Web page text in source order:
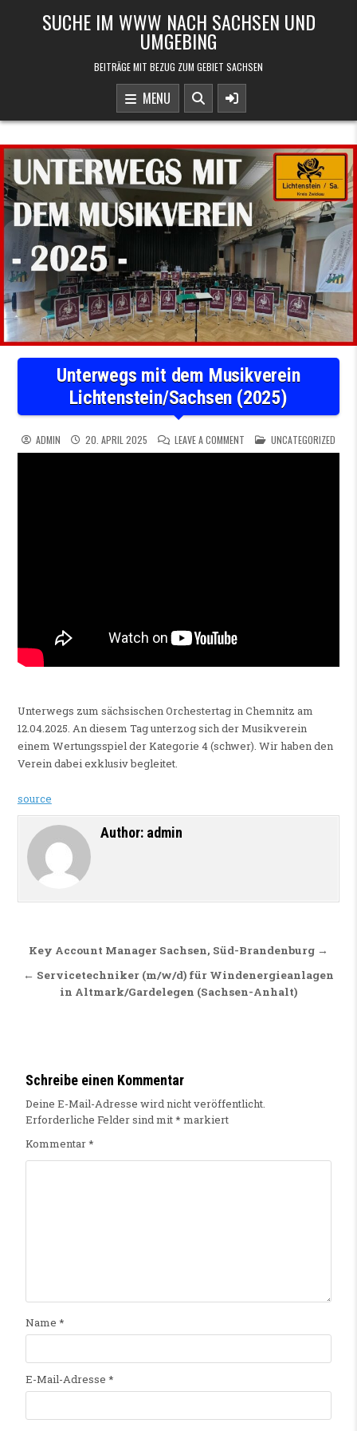
SUCHE IM WWW NACH SACHSEN UND
UMGEBING
BEITRÄGE MIT BEZUG ZUM GEBIET SACHSEN
MENU
Unterwegs mit dem Musikverein
Lichtenstein/Sachsen (2025)
ADMIN 20. APRIL 2025 LEAVE A COMMENT ON UNTERWEGS MIT DEM
POSTED IN
UNCATEGORIZED
Unterwegs zum sächsischen Orchestertag in Chemnitz am
12.04.2025. An diesem Tag unterzog sich der Musikverein
einem Wertungsspiel der Kategorie 4 (schwer). Wir haben den
Verein dabei exklusiv begleitet.
source
Author: admin
Beitragsnavigation
Key Account Manager Sachsen, Süd-Brandenburg →
← Servicetechniker (m/w/d) für Windenergieanlagen
in Altmark/Gardelegen (Sachsen-Anhalt)
Schreibe einen Kommentar
Deine E-Mail-Adresse wird nicht veröffentlicht.
Erforderliche Felder sind mit* markiert
Kommentar*
Name *
E-Mail-Adresse *